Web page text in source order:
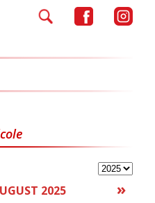
»
2025